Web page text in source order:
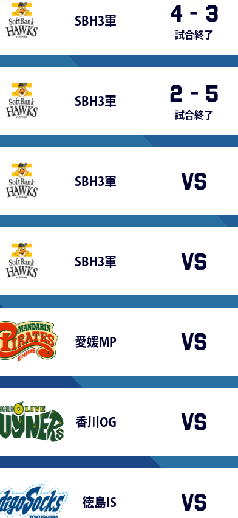
SBH3軍 4 - 3
試合終了
SBH3軍 2 - 5
試合終了
SBH3軍 VS
SBH3軍 VS
愛媛MP VS
香川OG VS
徳島IS VS